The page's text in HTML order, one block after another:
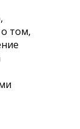
том,